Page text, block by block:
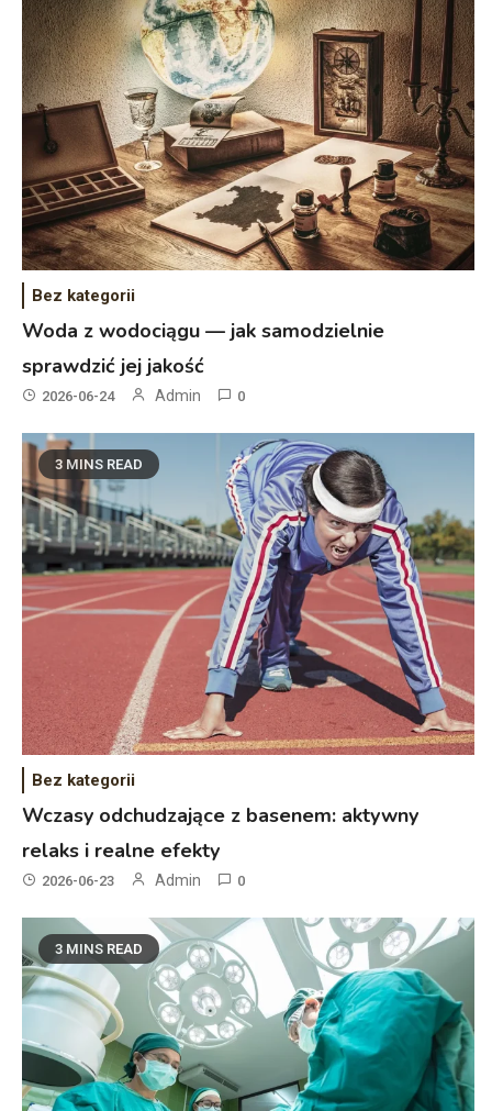
Bez kategorii
Woda z wodociągu — jak samodzielnie
sprawdzić jej jakość
2026-06-24 Admin 0
3 MINS READ
Bez kategorii
Wczasy odchudzające z basenem: aktywny
relaks i realne efekty
2026-06-23 Admin 0
3 MINS READ